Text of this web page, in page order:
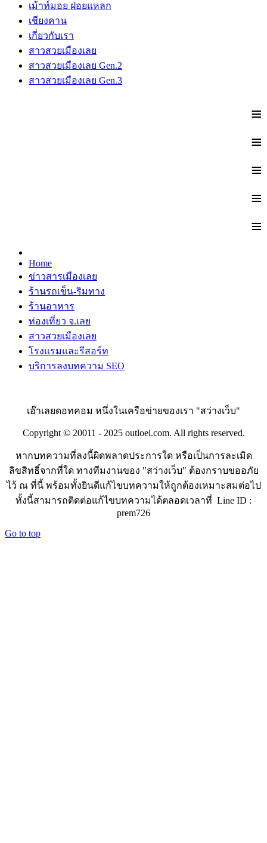
เม้าท์มอย ฝอยแหลก
เชียงคาน
เกี่ยวกับเรา
สาวสวยเมืองเลย
สาวสวยเมืองเลย Gen.2
สาวสวยเมืองเลย Gen.3
≡
≡
≡
≡
≡
Home
ข่าวสารเมืองเลย
ร้านรถเข็น-ริมทาง
ร้านอาหาร
ท่องเที่ยว จ.เลย
สาวสวยเมืองเลย
โรงแรมและรีสอร์ท
บริการลงบทความ SEO
เอ๊าเลยดอทคอม หนึ่งในเครือข่ายของเรา "สว่างเว็บ"
Copyright © 20011 - 2025 outloei.com. All rights reserved.
หากบทความที่ลงนี้ผิดพลาดประการใด หรือเป็นการละเมิด
ลิขสิทธิ์จากที่ใด ทางทีมงานของ "สว่างเว็บ" ต้องกราบขออภัย
ไว้ ณ ที่นี้ พร้อมทั้งยินดีแก้ไขบทความให้ถูกต้องเหมาะสมต่อไป
ทั้งนี้สามารถติดต่อแก้ไขบทความได้ตลอดเวลาที่ Line ID :
prem726
Go to top